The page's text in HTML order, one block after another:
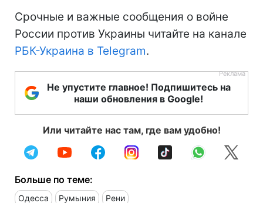
Срочные и важные сообщения о войне
России против Украины читайте на канале
РБК-Украина в Telegram.
Не упустите главное! Подпишитесь на
наши обновления в Google!
Или читайте нас там, где вам удобно!
Больше по теме:
Одесса Румыния Рени